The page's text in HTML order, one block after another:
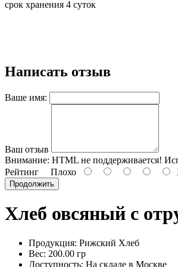
срок хранения 4 суток
Написать отзыв
Ваше имя:
Ваш отзыв
Внимание: HTML не поддерживается!
Рейтинг Плохо
Продолжить
Хлеб овсяный с
Продукция: Рижский Хлеб
Вес: 200.00 гр
Доступность: На складе в Москве